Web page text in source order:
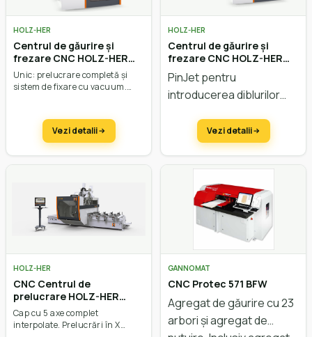
HOLZ-HER
Centrul de găurire și
frezare CNC HOLZ-HER
Evolution 7405 4mat
Unic: prelucrare completă și
sistem de fixare cu vacuum.
X: 200 – 3200 mm.
Vezi detalii
HOLZ-HER
Centrul de găurire și
frezare CNC HOLZ-HER
Evolution 7405 PinJet
PinJet pentru
introducerea diblurilor
prelucrare completă și
sistem de fixare cu
găurire și frezare în
dotarea standard.
Vezi detalii
HOLZ-HER
CNC Centrul de
prelucrare HOLZ-HER
EPICON 7235
Cap cu 5 axe complet
interpolate. Prelucrări în X
GANNOMAT
CNC Protec 571 BFW
Agregat de găurire cu 23
arbori și agregat de